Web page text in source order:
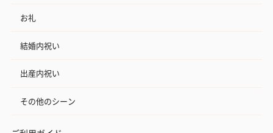
お礼
結婚内祝い
出産内祝い
その他のシーン